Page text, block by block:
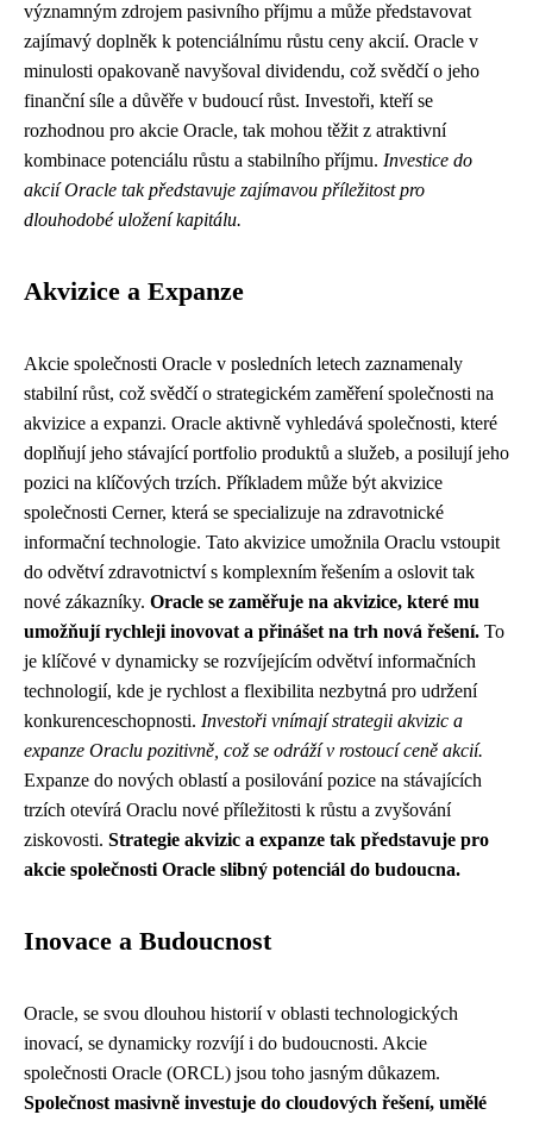
významným zdrojem pasivního příjmu a může představovat
zajímavý doplněk k potenciálnímu růstu ceny akcií. Oracle v
minulosti opakovaně navyšoval dividendu, což svědčí o jeho
finanční síle a důvěře v budoucí růst. Investoři, kteří se
rozhodnou pro akcie Oracle, tak mohou těžit z atraktivní
kombinace potenciálu růstu a stabilního příjmu. Investice do
akcií Oracle tak představuje zajímavou příležitost pro
dlouhodobé uložení kapitálu.
Akvizice a Expanze
Akcie společnosti Oracle v posledních letech zaznamenaly
stabilní růst, což svědčí o strategickém zaměření společnosti na
akvizice a expanzi. Oracle aktivně vyhledává společnosti, které
doplňují jeho stávající portfolio produktů a služeb, a posilují jeho
pozici na klíčových trzích. Příkladem může být akvizice
společnosti Cerner, která se specializuje na zdravotnické
informační technologie. Tato akvizice umožnila Oraclu vstoupit
do odvětví zdravotnictví s komplexním řešením a oslovit tak
nové zákazníky. Oracle se zaměřuje na akvizice, které mu
umožňují rychleji inovovat a přinášet na trh nová řešení. To
je klíčové v dynamicky se rozvíjejícím odvětví informačních
technologií, kde je rychlost a flexibilita nezbytná pro udržení
konkurenceschopnosti. Investoři vnímají strategii akvizic a
expanze Oraclu pozitivně, což se odráží v rostoucí ceně akcií.
Expanze do nových oblastí a posilování pozice na stávajících
trzích otevírá Oraclu nové příležitosti k růstu a zvyšování
ziskovosti. Strategie akvizic a expanze tak představuje pro
akcie společnosti Oracle slibný potenciál do budoucna.
Inovace a Budoucnost
Oracle, se svou dlouhou historií v oblasti technologických
inovací, se dynamicky rozvíjí i do budoucnosti. Akcie
společnosti Oracle (ORCL) jsou toho jasným důkazem.
Společnost masivně investuje do cloudových řešení, umělé